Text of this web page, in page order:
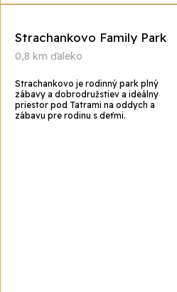
Strachankovo Family Park
0,8 km ďaleko
Strachankovo je rodinný park plný
zábavy a dobrodružstiev a ideálny
priestor pod Tatrami na oddych a
zábavu pre rodinu s deťmi.